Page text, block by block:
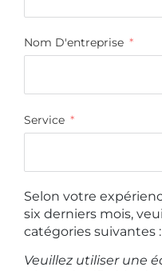
Nom D'entreprise
Service
Selon votre
six derniers mois,
catégories suivantes :
Veuillez utiliser une